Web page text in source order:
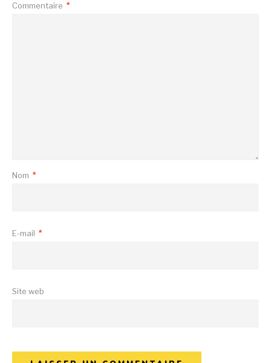
Commentaire *
Nom *
E-mail *
Site web